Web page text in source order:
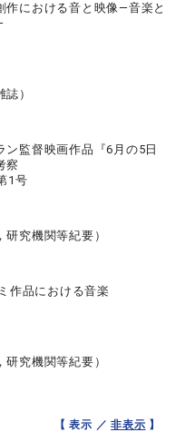
作における音と映像—音楽と
）
ン監督映画作品『6月の5日
察
1号
究機関等紀要）
作品における音楽
究機関等紀要）
【 表示 ／非表示 】